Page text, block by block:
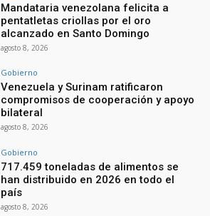
Mandataria venezolana felicita a
pentatletas criollas por el oro
alcanzado en Santo Domingo
agosto 8, 2026
Gobierno
Venezuela y Surinam ratificaron
compromisos de cooperación y apoyo
bilateral
agosto 8, 2026
Gobierno
717.459 toneladas de alimentos se
han distribuido en 2026 en todo el
país
agosto 8, 2026